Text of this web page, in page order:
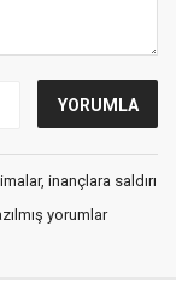
inançlara saldırı
yorumlar